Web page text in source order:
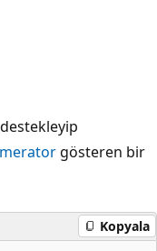
destekleyip
gösteren bir
Kopyala